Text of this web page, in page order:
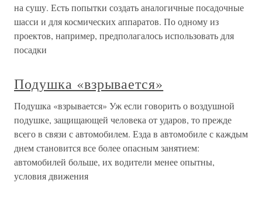
на сушу. Есть попытки создать аналогичные посадочные
шасси и для космических аппаратов. По одному из
проектов, например, предполагалось использовать для
посадки
Подушка «взрывается»
Подушка «взрывается» Уж если говорить о воздушной
подушке, защищающей человека от ударов, то прежде
всего в связи с автомобилем. Езда в автомобиле с каждым
днем становится все более опасным занятием:
автомобилей больше, их водители менее опытны,
условия движения